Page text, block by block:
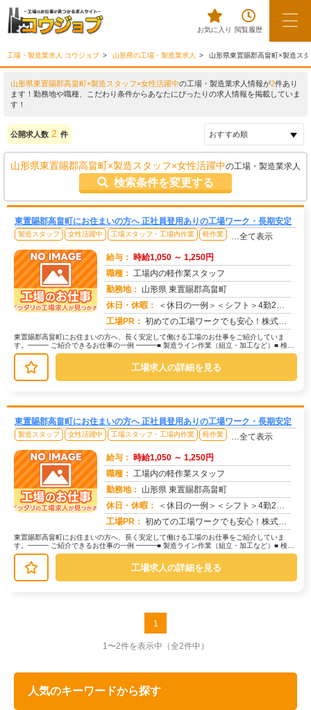
お気に入り 閲覧履歴
工場・製造業求人 コウジョブ 山形県の工場・製造業求人 山形県東置賜郡高畠町×製造ス
山形県東置賜郡高畠町×製造スタッフ×女性活躍中の工場・製造業求人情報が2件あり
ます！勤務地や職種、こだわり条件からあなたにぴったりの求人情報を掲載していま
す！
公開求人数 2 件
山形県東置賜郡高畠町×製造スタッフ×女性活躍中の工場・製造業求人
検索条件を変更する
東置賜郡高畠町にお住まいの方へ 正社員登用ありの工場ワーク・長期安定
製造スタッフ 女性活躍中 工場スタッフ・工場内作業 軽作業 …全て表示
給与： 時給1,050 ～ 1,250円
職種： 工場内の軽作業スタッフ
勤務地： 山形県 東置賜郡高畠町
休日・休暇：
＜休日の一例＞＜シフト＞4勤2休＜休日＞工場カレンダーによる★長期休暇あり★有給休暇あり※配属先により休日・勤務形...
工場PR： 初めての工場ワークでも安心！株式会社京栄センターなら、全国各地の豊富なお仕事の中から、あなたにぴったりの環境が見つ...
東置賜郡高畠町にお住まいの方へ、長く安定して働ける工場のお仕事をご紹介していま
す。━━━ ご紹介できるお仕事の一例 ━━━■ 製造ライン作業（組立・加工など）■ 検
査・検品（目視チェックなど）■...
工場求人の詳細を見る
東置賜郡高畠町にお住まいの方へ 正社員登用ありの工場ワーク・長期安定
製造スタッフ 女性活躍中 工場スタッフ・工場内作業 軽作業 …全て表示
給与： 時給1,050 ～ 1,250円
職種： 工場内の軽作業スタッフ
勤務地： 山形県 東置賜郡高畠町
休日・休暇：
＜休日の一例＞＜シフト＞4勤2休＜休日＞工場カレンダーによる★長期休暇あり★有給休暇あり※配属先により休日・勤務形...
工場PR： 初めての工場ワークでも安心！株式会社京栄センターなら、全国各地の豊富なお仕事の中から、あなたにぴったりの環境が見つ...
東置賜郡高畠町にお住まいの方へ、長く安定して働ける工場のお仕事をご紹介していま
す。━━━ ご紹介できるお仕事の一例 ━━━■ 製造ライン作業（組立・加工など）■ 検
査・検品（目視チェックなど）■...
工場求人の詳細を見る
1
1〜2件を表示中 （全2件中）
人気のキーワードから探す